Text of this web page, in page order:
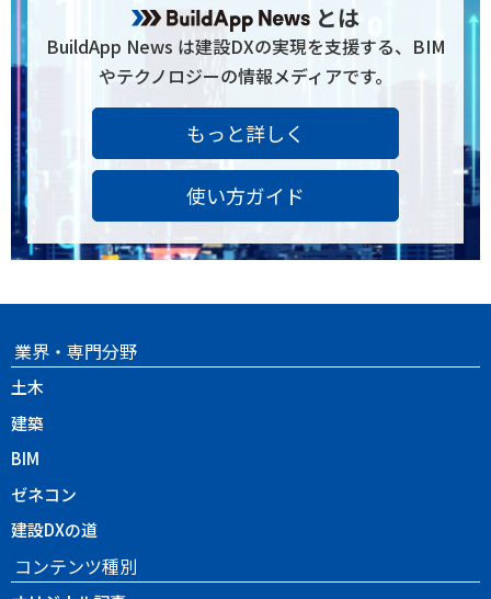
とは
BuildApp News は建設DXの実現を支援する、BIM
やテクノロジーの情報メディアです。
もっと詳しく
使い方ガイド
業界・専門分野
土木
建築
BIM
ゼネコン
建設DXの道
コンテンツ種別